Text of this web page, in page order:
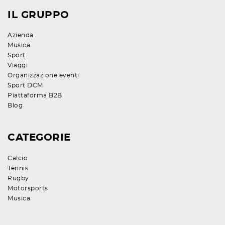
IL GRUPPO
Azienda
Musica
Sport
Viaggi
Organizzazione eventi
Sport DCM
Piattaforma B2B
Blog
CATEGORIE
Calcio
Tennis
Rugby
Motorsports
Musica